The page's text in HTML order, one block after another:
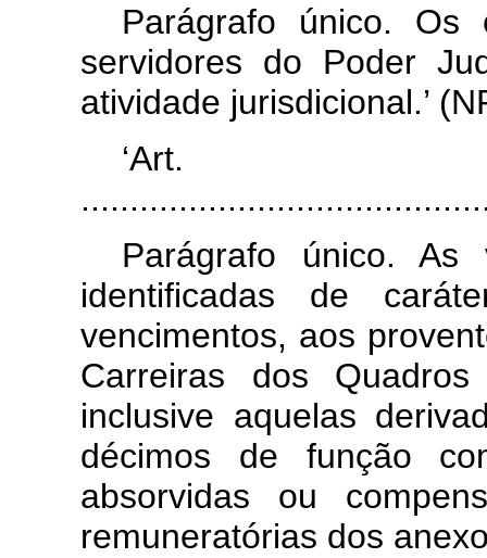
Parágrafo único. Os
servidores do Poder
atividade jurisdicional.’
Parágrafo único. As
identificadas de
vencimentos, aos
Carreiras dos
inclusive aquelas
décimos de função
absorvidas ou
remuneratórias dos